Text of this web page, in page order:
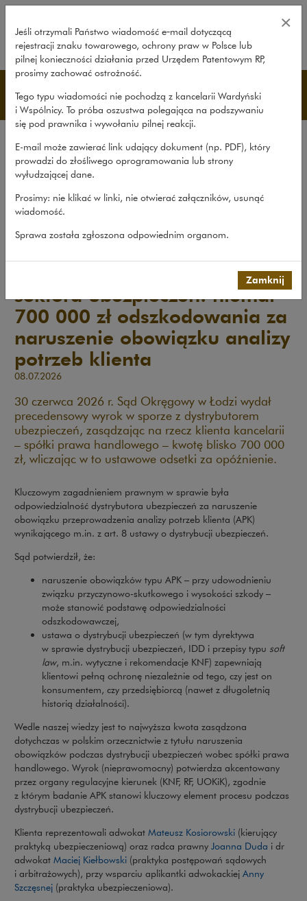
Precedensowy wyrok dla
Procesy
Procesy
Pro bono
Nasze sprawy> Procesy> Precedensowy wyrok dla sektora...
Precedensowy wyrok dla
sektora ubezpieczeń: niemal
700 000 zł odszkodowania za
naruszenie obowiązku analizy
potrzeb klienta
08.07.2026
30 czerwca 2026 r. Sąd Okręgowy w Łodzi wydał
precedensowy wyrok w sporze z dystrybutorem
ubezpieczeń, zasądzając na rzecz klienta kancelarii
– spółki prawa handlowego – kwotę blisko 700 000
zł, wliczając w to ustawowe odsetki za opóźnienie.
Kluczowym zagadnieniem prawnym w sprawie była
odpowiedzialność dystrybutora ubezpieczeń za naruszenie
obowiązku przeprowadzenia analizy potrzeb klienta (APK)
wynikającego m.in. z art. 8 ustawy o dystrybucji ubezpieczeń.
Sąd potwierdził, że:
naruszenie obowiązków typu APK – przy udowodnieniu
związku przyczynowo-skutkowego i wysokości szkody –
może stanowić podstawę odpowiedzialności
odszkodowawczej,
ustawa o dystrybucji ubezpieczeń (w tym dyrektywa
w sprawie dystrybucji ubezpieczeń, IDD i przepisy typu soft
law, m.in. wytyczne i rekomendacje KNF) zapewniają
klientowi pełną ochronę niezależnie od tego, czy jest on
konsumentem, czy przedsiębiorcą (nawet z długoletnią
historią działalności).
Wedle naszej wiedzy jest to najwyższa kwota zasądzona
dotychczas w polskim orzecznictwie z tytułu naruszenia
obowiązków podczas dystrybucji ubezpieczeń wobec spółki prawa
handlowego. Wyrok (nieprawomocny) potwierdza akcentowany
przez organy regulacyjne kierunek (KNF, RF, UOKiK), zgodnie
z którym badanie APK stanowi kluczowy element procesu podczas
dystrybucji ubezpieczeń.
Klienta reprezentowali adwokat Mateusz Kosiorowski (kierujący
praktyką ubezpieczeniową) oraz radca prawny Joanna Duda i dr
adwokat Maciej Kiełbowski (praktyka postępowań sądowych
i arbitrażowych), przy wsparciu aplikantki adwokackiej Anny
Szczęsnej (praktyka ubezpieczeniowa).
Jeśli otrzymali Państwo wiadomość e‑mail dotyczącą
rejestracji znaku towarowego, ochrony praw w Polsce lub
pilnej konieczności działania przed Urzędem Patentowym RP,
prosimy zachować ostrożność.
Tego typu wiadomości nie pochodzą z kancelarii Wardyński
i Wspólnicy. To próba oszustwa polegająca na podszywaniu
się pod prawnika i wywołaniu pilnej reakcji.
E-mail może zawierać link udający dokument (np. PDF), który
prowadzi do złośliwego oprogramowania lub strony
wyłudzającej dane.
Prosimy: nie klikać w linki, nie otwierać załączników, usunąć
wiadomość.
Sprawa została zgłoszona odpowiednim organom.
×
Zamknij